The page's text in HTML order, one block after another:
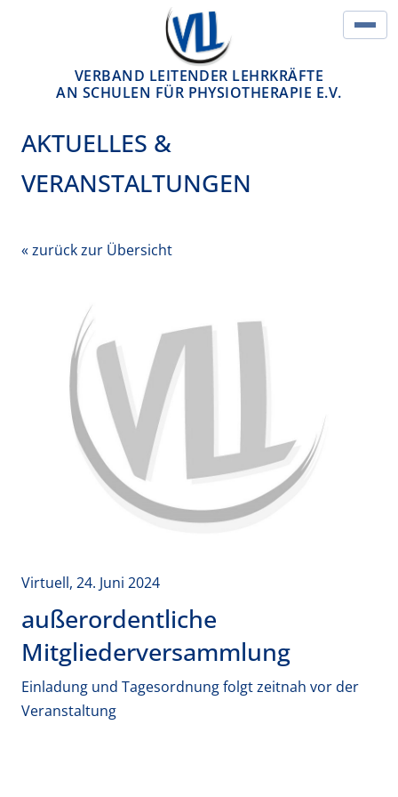
VERBAND LEITENDER LEHRKRÄFTE
AN SCHULEN FÜR PHYSIOTHERAPIE E.V.
AKTUELLES &
VERANSTALTUNGEN
« zurück zur Übersicht
Virtuell, 24. Juni 2024
außerordentliche
Mitgliederversammlung
Einladung und Tagesordnung folgt zeitnah vor der
Veranstaltung